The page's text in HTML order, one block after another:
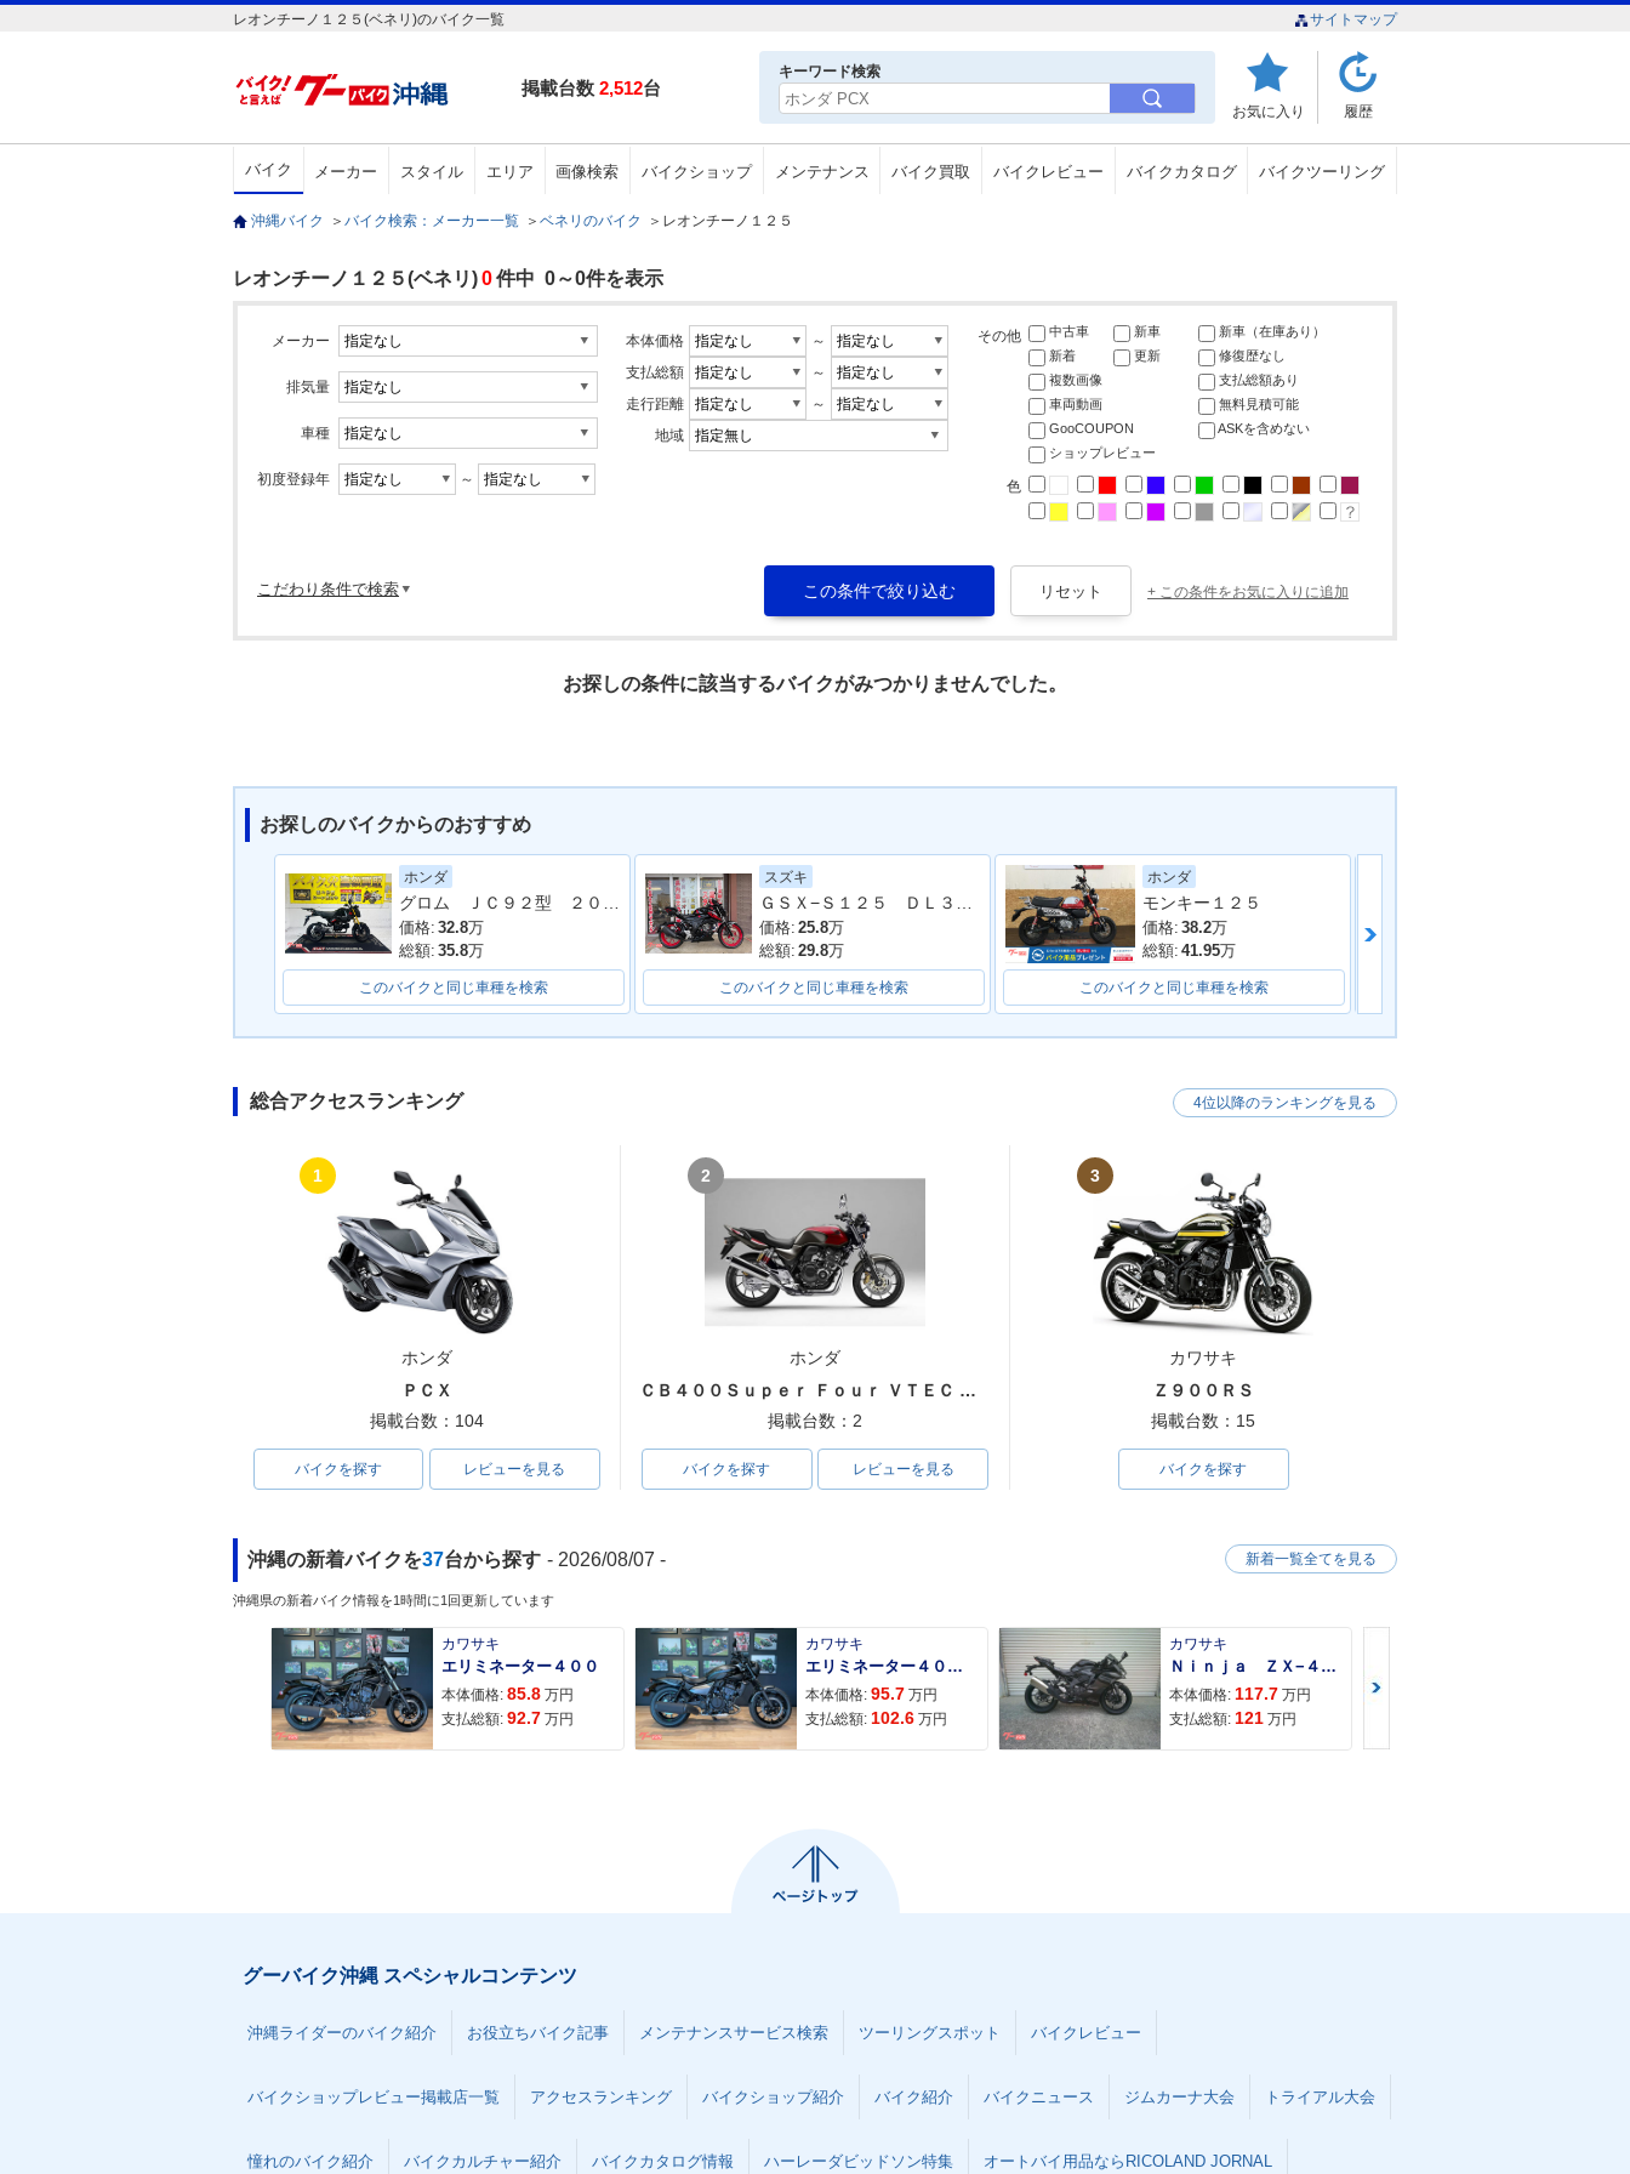
レオンチーノ１２５(ベネリ)のバイク一覧 サイトマップ
掲載台数 2,512台
キーワード検索
お気に入り 履歴
バイク メーカー スタイル エリア 画像検索 バイクショップ メンテナンス バイク買取 バイクレビュー バイクカタログ バイクツーリング
沖縄バイク ＞ バイク検索：メーカー一覧 ＞ ベネリのバイク ＞ レオンチーノ１２５
レオンチーノ１２５(ベネリ)0件中 0～0件を表示
メーカー
排気量
車種
初度登録年 ～
本体価格
～
支払総額
～
走行距離
～
地域
その他 中古車 新車
新車（在庫あり）
新着
更新
修復歴なし
複数画像
支払総額あり
車両動画
無料見積可能
GooCOUPON
ASKを含めない
ショップレビュー
色
こだわり条件で検索 + この条件をお気に入りに追加
お探しの条件に該当するバイクがみつかりませんでした。
お探しのバイクからのおすすめ
ホンダ
価格: 32.8万
総額: 35.8万
このバイクと同じ車種を検索
スズキ
価格: 25.8万
総額: 29.8万
このバイクと同じ車種を検索
ホンダ
モンキー１２５
価格: 38.2万
総額: 41.95万
このバイクと同じ車種を検索
総合アクセスランキング
1
ホンダ
ＰＣＸ
掲載台数：104
バイクを探す レビューを見る
2
ホンダ
ＣＢ４００Ｓｕｐｅｒ Ｆｏｕｒ ＶＴＥＣ ＳＰＥＣ３
掲載台数：2
バイクを探す レビューを見る
3
カワサキ
Ｚ９００ＲＳ
掲載台数：15
バイクを探す
4位以降のランキングを見る
沖縄の新着バイクを37台から探す - 2026/08/07 -
沖縄県の新着バイク情報を1時間に1回更新しています
カワサキ
エリミネーター４００
本体価格: 85.8 万円
支払総額: 92.7 万円
カワサキ
エリミネーター４００ＳＥ
本体価格: 95.7 万円
支払総額: 102.6 万円
カワサキ
Ｎｉｎｊａ ＺＸ−４Ｒ ＳＥ
本体価格: 117.7 万円
支払総額: 121 万円
新着一覧全てを見る
グーバイク沖縄 スペシャルコンテンツ
沖縄ライダーのバイク紹介 お役立ちバイク記事 メンテナンスサービス検索 ツーリングスポット バイクレビュー
バイクショップレビュー掲載店一覧 アクセスランキング バイクショップ紹介 バイク紹介 バイクニュース ジムカーナ大会 トライアル大会
憧れのバイク紹介 バイクカルチャー紹介 バイクカタログ情報 ハーレーダビッドソン特集 オートバイ用品ならRICOLAND JORNAL